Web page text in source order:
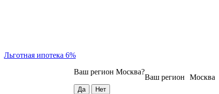
Льготная ипотека 6%
Москва
Ваш регион
Ваш регион Москва?